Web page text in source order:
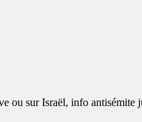
ou sur Israël, info antisémite